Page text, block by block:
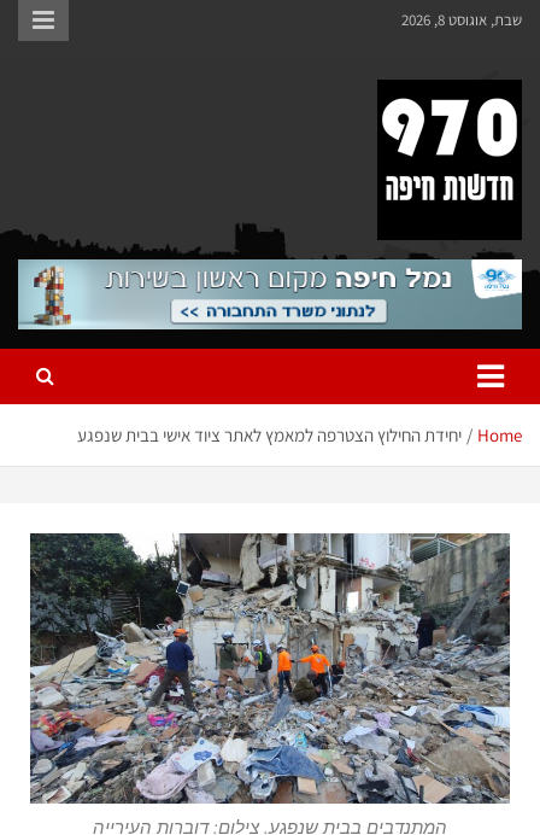
שבת, אוגוסט 8, 2026
970 חדשות חיפה
970 חדשות חיפה
Home יחידת החילוץ הצטרפה למאמץ לאתר ציוד אישי בבית שנפגע
המתנדבים בבית שנפגע. צילום: דוברות העירייה